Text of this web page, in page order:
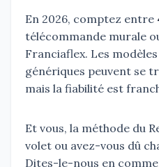
En 2026, comptez entre
télécommande murale
Franciaflex. Les
génériques peuvent se
mais la fiabilité est
Et vous, la méthode du
volet ou avez-vous dû
Dites-le-nous en